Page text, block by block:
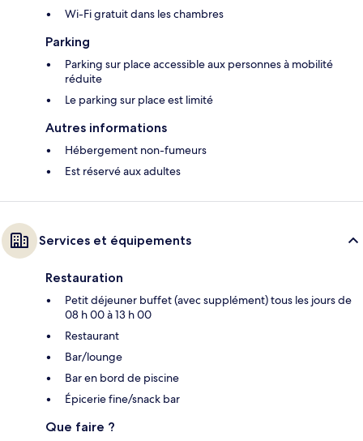
Wi-Fi gratuit dans les chambres
Parking
Parking sur place accessible aux personnes à mobilité
réduite
Le parking sur place est limité
Autres informations
Hébergement non-fumeurs
Est réservé aux adultes
Services et équipements
Restauration
Petit déjeuner buffet (avec supplément) tous les jours de
08 h 00 à 13 h 00
Restaurant
Bar/lounge
Bar en bord de piscine
Épicerie fine/snack bar
Que faire ?